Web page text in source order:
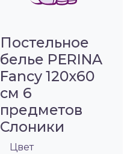
Постельное
белье PERINA
Fancy 120х60
см 6
предметов
Слоники
Цвет